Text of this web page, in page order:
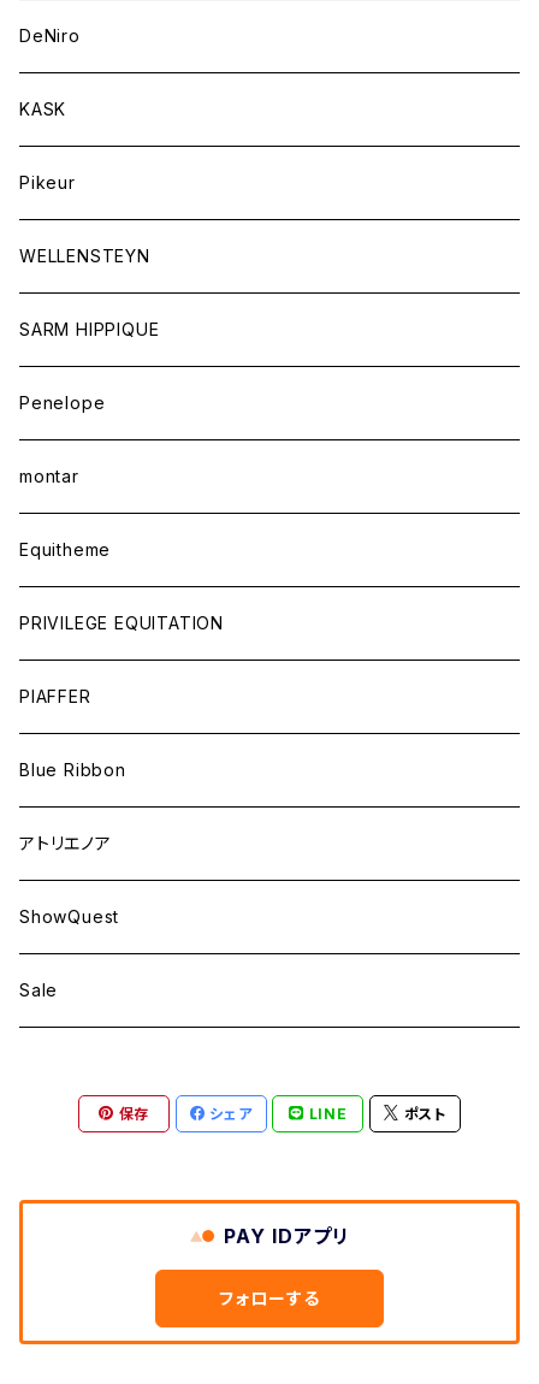
バッグ
ネクタイ
スカーフ
ジュエリー
キュロット
競技用ジャケット
キュロット
DeNiro
KASK
Pikeur
WELLENSTEYN
SARM HIPPIQUE
Penelope
montar
Equitheme
PRIVILEGE EQUITATION
PIAFFER
Blue Ribbon
アトリエノア
ShowQuest
Sale
保存 シェア LINE ポスト
PAY IDアプリ
フォローする